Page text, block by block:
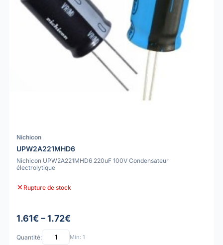
Nichicon
UPW2A221MHD6
Nichicon UPW2A221MHD6 220uF 100V Condensateur
électrolytique
Rupture de stock
1.61€ – 1.72€
Quantité: Min: 1